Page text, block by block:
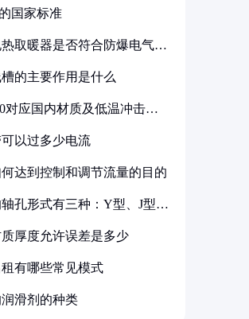
国家标准
取暖器是否符合防爆电气设
的主要作用是什么
对应国内材质及低温冲击要
以过多少电流
达到控制和调节流量的目的
孔形式有三种：Y型、J型、
厚度允许误差是多少
有哪些常见模式
滑剂的种类